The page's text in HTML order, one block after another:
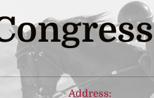
Address: